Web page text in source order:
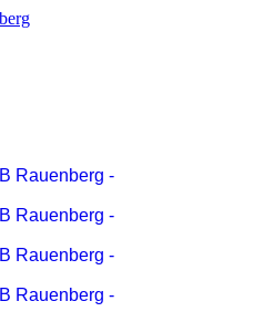
Rauenberg -
Rauenberg -
Rauenberg -
Rauenberg -